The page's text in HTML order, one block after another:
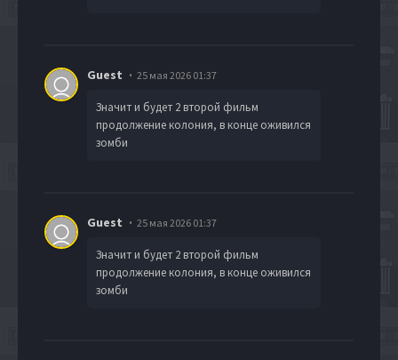
Guest 25 мая 2026 01:37
Значит и будет 2 второй фильм
продолжение колония, в конце оживился
зомби
Guest 25 мая 2026 01:37
Значит и будет 2 второй фильм
продолжение колония, в конце оживился
зомби